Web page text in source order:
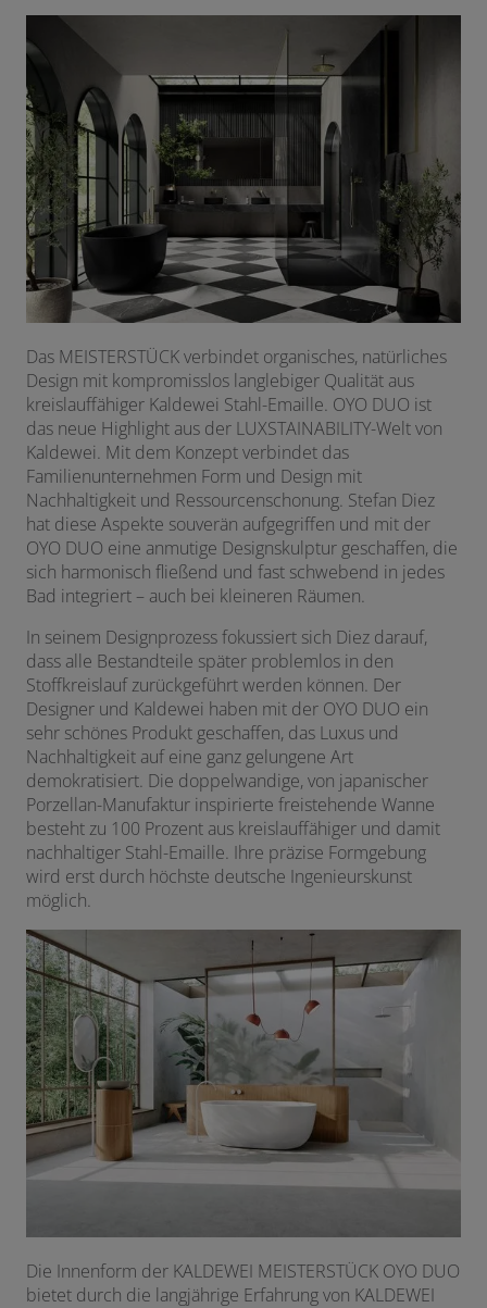
Das MEISTERSTÜCK verbindet organisches, natürliches
Design mit kompromisslos langlebiger Qualität aus
kreislauffähiger Kaldewei Stahl-Emaille. OYO DUO ist
das neue Highlight aus der LUXSTAINABILITY-Welt von
Kaldewei. Mit dem Konzept verbindet das
Familienunternehmen Form und Design mit
Nachhaltigkeit und Ressourcenschonung. Stefan Diez
hat diese Aspekte souverän aufgegriffen und mit der
OYO DUO eine anmutige Designskulptur geschaffen, die
sich harmonisch fließend und fast schwebend in jedes
Bad integriert – auch bei kleineren Räumen.
In seinem Designprozess fokussiert sich Diez darauf,
dass alle Bestandteile später problemlos in den
Stoffkreislauf zurückgeführt werden können. Der
Designer und Kaldewei haben mit der OYO DUO ein
sehr schönes Produkt geschaffen, das Luxus und
Nachhaltigkeit auf eine ganz gelungene Art
demokratisiert. Die doppelwandige, von japanischer
Porzellan-Manufaktur inspirierte freistehende Wanne
besteht zu 100 Prozent aus kreislauffähiger und damit
nachhaltiger Stahl-Emaille. Ihre präzise Formgebung
wird erst durch höchste deutsche Ingenieurskunst
möglich.
Die Innenform der KALDEWEI MEISTERSTÜCK OYO DUO
bietet durch die langjährige Erfahrung von KALDEWEI